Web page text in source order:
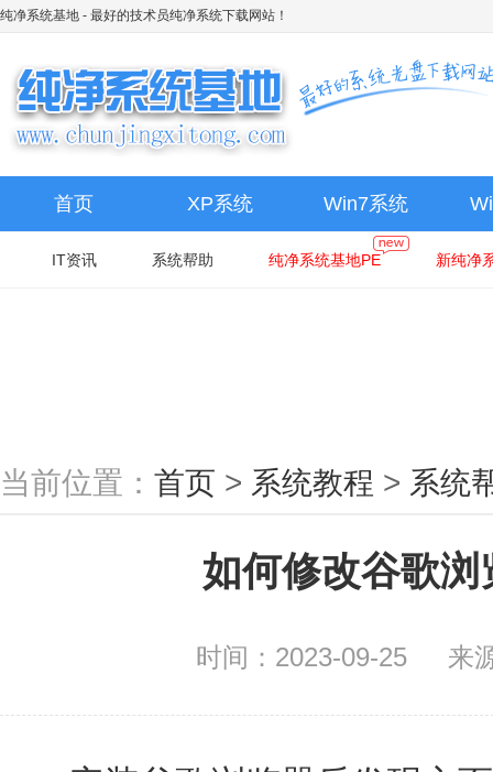
纯净系统基地 - 最好的技术员纯净系统下载网站！
首页 XP系统 Win7系统
IT资讯 系统帮助 纯净系统基地PE 新纯净
当前位置： 首页 > 系统教程 > 系统
如何修改谷歌浏
时间：2023-09-25 来